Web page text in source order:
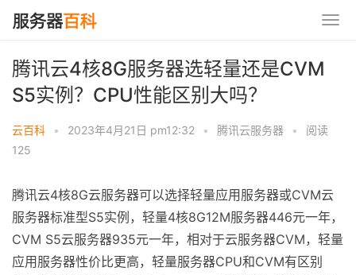
腾讯云4核8G服务器选轻量还是CVM
S5实例？CPU性能区别大吗？
云百科 • 2023年4月21日 pm12:32 • 腾讯云服务器 •
阅读
125
腾讯云4核8G云服务器可以选择轻量应用服务器或CVM云
服务器标准型S5实例，轻量4核8G12M服务器446元一年，
CVM S5云服务器935元一年，相对于云服务器CVM，轻量
应用服务器性价比更高，轻量服务器CPU和CVM有区别